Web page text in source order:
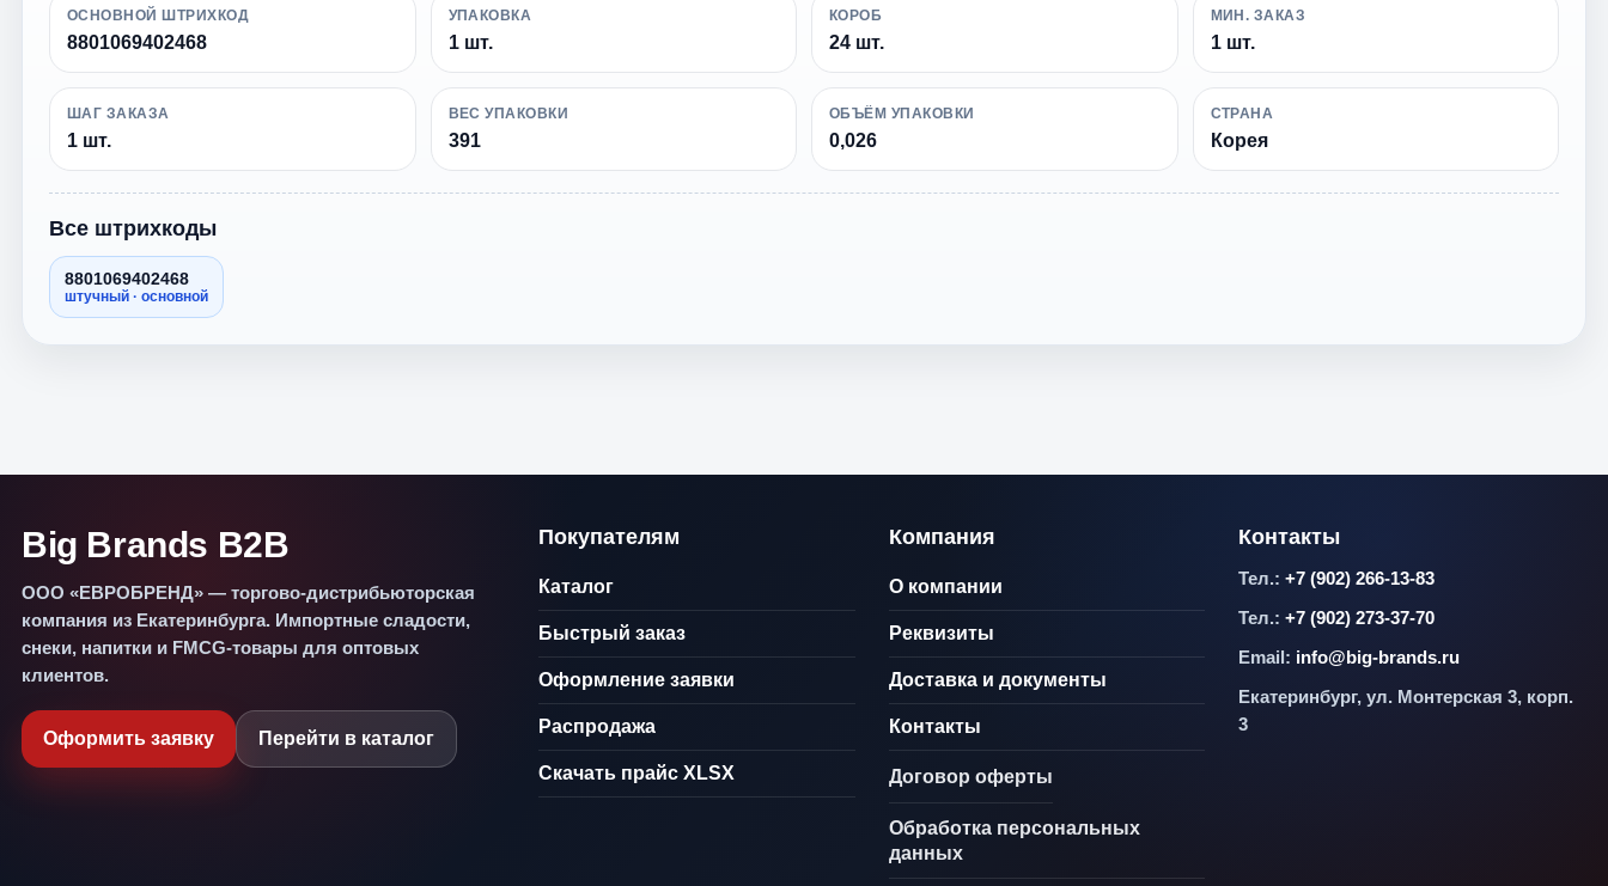
ОСНОВНОЙ ШТРИХКОД
8801069402468
УПАКОВКА
1 шт.
КОРОБ
24 шт.
МИН. ЗАКАЗ
1 шт.
ШАГ ЗАКАЗА
1 шт.
ВЕС УПАКОВКИ
391
ОБЪЁМ УПАКОВКИ
0,026
СТРАНА
Корея
Все штрихкоды
8801069402468
штучный · основной
Big Brands B2B
ООО «ЕВРОБРЕНД» — торгово-дистрибьюторская
компания из Екатеринбурга. Импортные сладости,
снеки, напитки и FMCG-товары для оптовых
клиентов.
Оформить заявку Перейти в каталог
Покупателям
Каталог
Быстрый заказ
Оформление заявки
Распродажа
Скачать прайс XLSX
Компания
О компании
Реквизиты
Доставка и документы
Контакты
Договор оферты
Обработка персональных
данных
Контакты
Тел.:+7 (902) 266-13-83
Тел.:+7 (902) 273-37-70
Email: info@big-brands.ru
Екатеринбург, ул. Монтерская 3, корп.
3